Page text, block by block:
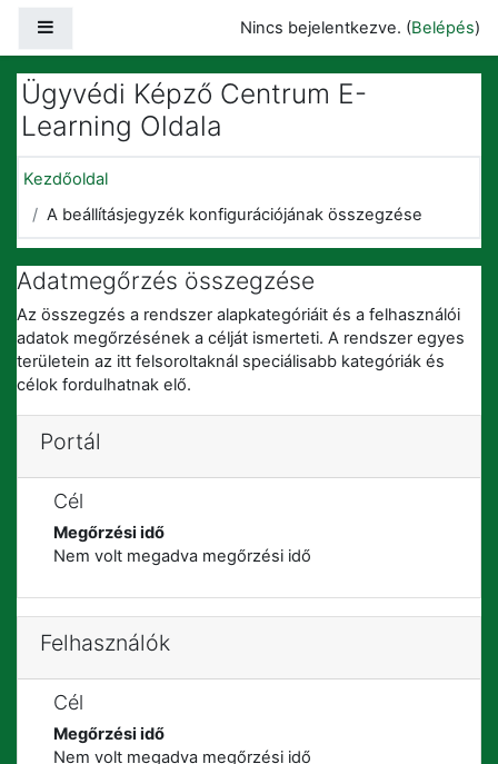
Nincs bejelentkezve. (Belépés)
Ügyvédi Képző Centrum E-
Learning Oldala
Kezdőoldal
A beállításjegyzék konfigurációjának összegzése
Adatmegőrzés összegzése
Az összegzés a rendszer alapkategóriáit és a felhasználói
adatok megőrzésének a célját ismerteti. A rendszer egyes
területein az itt felsoroltaknál speciálisabb kategóriák és
célok fordulhatnak elő.
Portál
Cél
Megőrzési idő
Nem volt megadva megőrzési idő
Felhasználók
Cél
Megőrzési idő
Nem volt megadva megőrzési idő